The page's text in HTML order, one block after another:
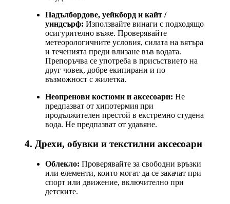
Падълбордове, уейкборд и кайт /
уиндсърф: Използвайте винаги с подходящо
осигурително въже. Проверявайте
метеорологичните условия, силата на вятъра
и теченията преди влизане във водата.
Препоръчва се употреба в присъствието на
друг човек, добре екипирани и по
възможност с жилетка.
Неопренови костюми и аксесоари: Не
предпазват от хипотермия при
продължителен престой в екстремно студена
вода. Не предпазват от удавяне.
4. Дрехи, обувки и текстилни аксесоари
Облекло: Проверявайте за свободни връзки
или елементи, които могат да се закачат при
спорт или движение, включително при
детските.